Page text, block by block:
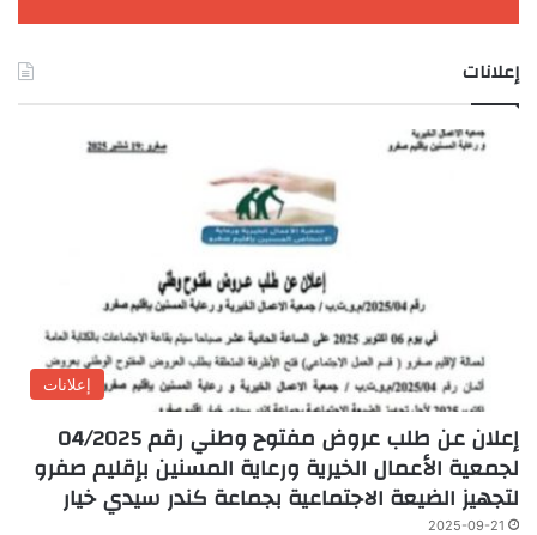
إعلانات
إعلانات
إعلان عن طلب عروض مفتوح وطني رقم 04/2025
لجمعية الأعمال الخيرية ورعاية المسنين بإقليم صفرو
لتجهيز الضيعة الاجتماعية بجماعة كندر سيدي خيار
2025-09-21